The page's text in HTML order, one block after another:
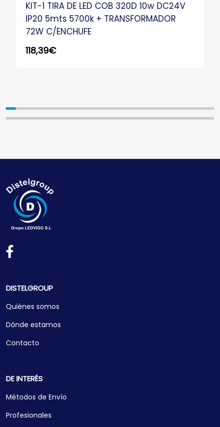
KIT-1 TIRA DE LED COB 320D 10w DC24V
IP20 5mts 5700k + TRANSFORMADOR
72W C/ENCHUFE
118,39€
DISTELGROUP
Quiénes somos
Dónde estamos
Contacto
DE INTERÉS
Métodos de Envío
Profesionales